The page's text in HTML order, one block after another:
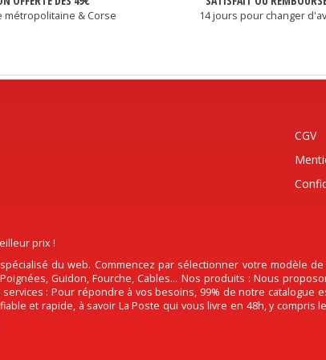
métropolitaine & Corse 14 jours pour changer
CGV
prix !
du web. Commencez par sélectionner votre modèle
Guidon, Fourche, Cables... Nos produits : Nous
: Pour répondre à vos besoins, 99% de notre
et rapide, à savoir La Poste qui vous livre en 48h, y compris